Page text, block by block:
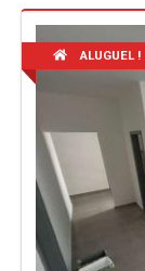
ALUGUEL !